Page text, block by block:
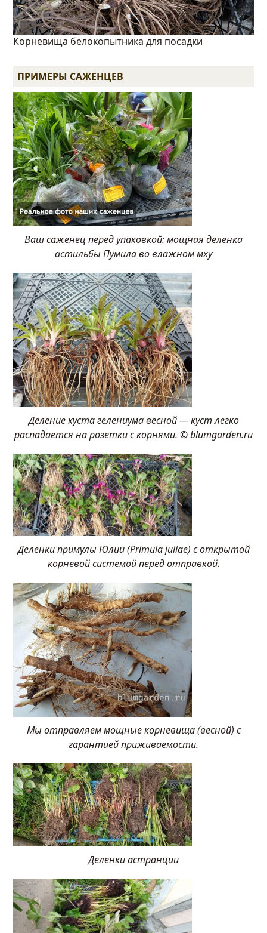
Корневища белокопытника для посадки
ПРИМЕРЫ САЖЕНЦЕВ
Ваш саженец перед упаковкой: мощная деленка
астильбы Пумила во влажном мху
Деление куста гелениума весной — куст легко
распадается на розетки с корнями. © blumgarden.ru
Деленки примулы Юлии (Primula juliae) с открытой
корневой системой перед отправкой.
Мы отправляем мощные корневища (весной) с
гарантией приживаемости.
Деленки астранции